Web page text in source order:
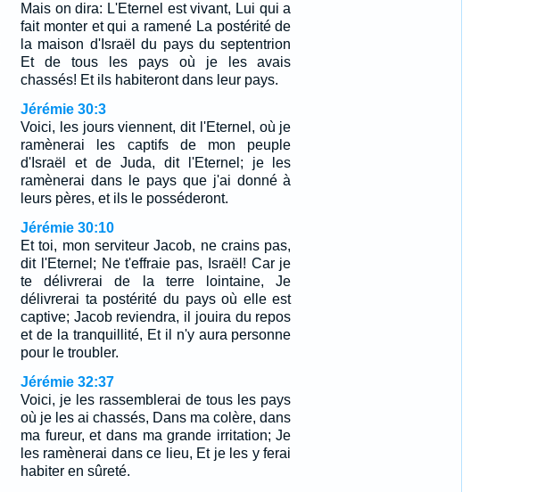
Mais on dira: L'Eternel est vivant, Lui qui a
fait monter et qui a ramené La postérité de
la maison d'Israël du pays du septentrion
Et de tous les pays où je les avais
chassés! Et ils habiteront dans leur pays.
Jérémie 30:3
Voici, les jours viennent, dit l'Eternel, où je
ramènerai les captifs de mon peuple
d'Israël et de Juda, dit l'Eternel; je les
ramènerai dans le pays que j'ai donné à
leurs pères, et ils le posséderont.
Jérémie 30:10
Et toi, mon serviteur Jacob, ne crains pas,
dit l'Eternel; Ne t'effraie pas, Israël! Car je
te délivrerai de la terre lointaine, Je
délivrerai ta postérité du pays où elle est
captive; Jacob reviendra, il jouira du repos
et de la tranquillité, Et il n'y aura personne
pour le troubler.
Jérémie 32:37
Voici, je les rassemblerai de tous les pays
où je les ai chassés, Dans ma colère, dans
ma fureur, et dans ma grande irritation; Je
les ramènerai dans ce lieu, Et je les y ferai
habiter en sûreté.